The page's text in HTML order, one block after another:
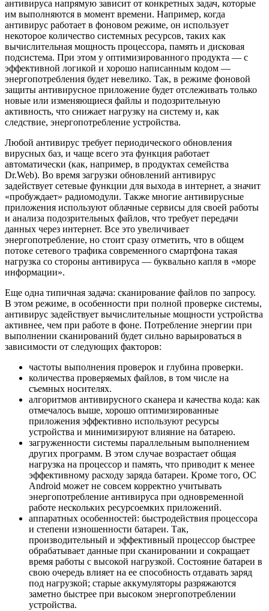
антивируса напрямую зависит от конкретных задач, которые
им выполняются в момент времени. Например, когда
антивирус работает в фоновом режиме, он использует
некоторое количество системных ресурсов, таких как
вычислительная мощность процессора, память и дисковая
подсистема. При этом у оптимизированного продукта — с
эффективной логикой и хорошо написанным кодом —
энергопотребления будет невелико. Так, в режиме фоновой
защиты антивирусное приложение будет отслеживать только
новые или изменяющиеся файлы и подозрительную
активность, что снижает нагрузку на систему и, как
следствие, энергопотребление устройства.
Любой антивирус требует периодического обновления
вирусных баз, и чаще всего эта функция работает
автоматически (как, например, в продуктах семейства
Dr.Web). Во время загрузки обновлений антивирус
задействует сетевые функции для выхода в интернет, а значит
«пробуждает» радиомодули. Также многие антивирусные
приложения используют облачные сервисы для своей работы
и анализа подозрительных файлов, что требует передачи
данных через интернет. Все это увеличивает
энергопотребление, но стоит сразу отметить, что в общем
потоке сетевого трафика современного смартфона такая
нагрузка со стороны антивируса — буквально капля в «море
информации».
Еще одна типичная задача: сканирование файлов по запросу.
В этом режиме, в особенности при полной проверке системы,
антивирус задействует вычислительные мощности устройства
активнее, чем при работе в фоне. Потребление энергии при
выполнении сканирований будет сильно варьироваться в
зависимости от следующих факторов:
частоты выполнения проверок и глубина проверки.
количества проверяемых файлов, в том числе на
съемных носителях.
алгоритмов антивирусного сканера и качества кода: как
отмечалось выше, хорошо оптимизированные
приложения эффективно используют ресурсы
устройства и минимизируют влияние на батарею.
загруженности системы параллельным выполнением
других программ. В этом случае возрастает общая
нагрузка на процессор и память, что приводит к менее
эффективному расходу заряда батареи. Кроме того, ОС
Android может не совсем корректно учитывать
энергопотребление антивируса при одновременной
работе нескольких ресурсоемких приложений.
аппаратных особенностей: быстродействия процессора
и степени изношенности батареи. Так,
производительный и эффективный процессор быстрее
обрабатывает данные при сканировании и сокращает
время работы с высокой нагрузкой. Состояние батареи в
свою очередь влияет на ее способность отдавать заряд
под нагрузкой; старые аккумуляторы разряжаются
заметно быстрее при высоком энергопотреблении
устройства.